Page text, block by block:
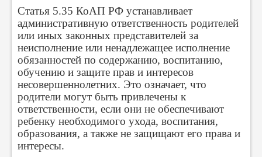
Статья 5.35 КоАП РФ устанавливает
административную ответственность родителей
или иных законных представителей за
неисполнение или ненадлежащее исполнение
обязанностей по содержанию, воспитанию,
обучению и защите прав и интересов
несовершеннолетних. Это означает, что
родители могут быть привлечены к
ответственности, если они не обеспечивают
ребенку необходимого ухода, воспитания,
образования, а также не защищают его права и
интересы.